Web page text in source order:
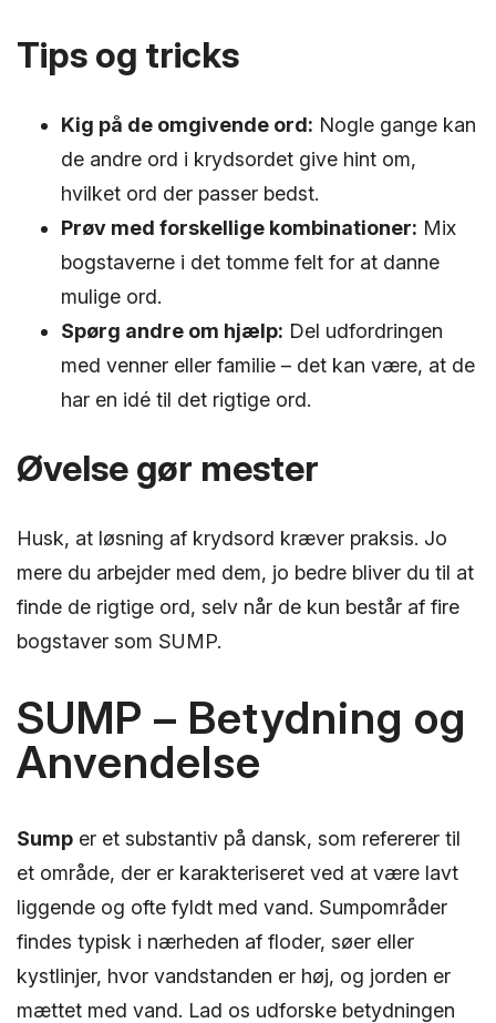
Tips og tricks
Kig på de omgivende ord: Nogle gange kan
de andre ord i krydsordet give hint om,
hvilket ord der passer bedst.
Prøv med forskellige kombinationer: Mix
bogstaverne i det tomme felt for at danne
mulige ord.
Spørg andre om hjælp: Del udfordringen
med venner eller familie – det kan være, at de
har en idé til det rigtige ord.
Øvelse gør mester
Husk, at løsning af krydsord kræver praksis. Jo
mere du arbejder med dem, jo bedre bliver du til at
finde de rigtige ord, selv når de kun består af fire
bogstaver som SUMP.
SUMP – Betydning og
Anvendelse
Sump er et substantiv på dansk, som refererer til
et område, der er karakteriseret ved at være lavt
liggende og ofte fyldt med vand. Sumpområder
findes typisk i nærheden af floder, søer eller
kystlinjer, hvor vandstanden er høj, og jorden er
mættet med vand. Lad os udforske betydningen